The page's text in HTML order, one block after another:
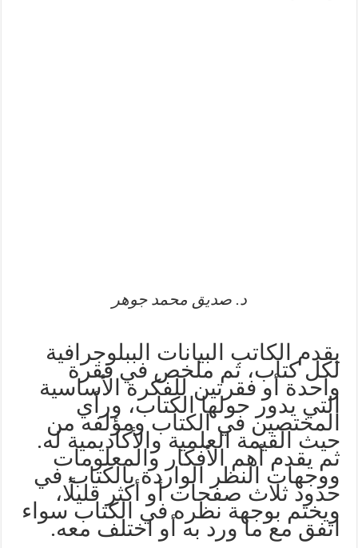
د. صديق محمد جوهر
يقدم الكاتب البيانات الببلوجرافية
لكل كتاب، ثم ملخص في فقرة
واحدة أو فقرتين للفكرة الأساسية
التي يدور حولها الكتاب، ورأي
المختصين في الكتاب ومؤلفه من
حيث القيمة العلمية والأكاديمية له.
ثم يقدم أهم الأفكار والمعلومات
ووجهات النظر الواردة بالكتاب في
حدود ثلاث صفحات أو أكثر قليلًا،
ويختم بوجهة نظره في الكتاب سواء
اتفق مع ما ورد به أو اختلف معه.